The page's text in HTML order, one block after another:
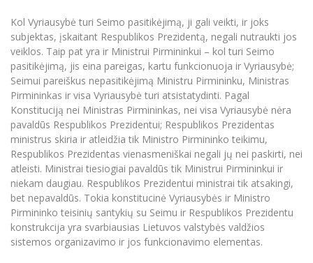
Kol Vyriausybė turi Seimo pasitikėjimą, ji gali veikti, ir joks
subjektas, įskaitant Respublikos Prezidentą, negali nutraukti jos
veiklos. Taip pat yra ir Ministrui Pirmininkui – kol turi Seimo
pasitikėjimą, jis eina pareigas, kartu funkcionuoja ir Vyriausybė;
Seimui pareiškus nepasitikėjimą Ministru Pirmininku, Ministras
Pirmininkas ir visa Vyriausybė turi atsistatydinti. Pagal
Konstituciją nei Ministras Pirmininkas, nei visa Vyriausybė nėra
pavaldūs Respublikos Prezidentui; Respublikos Prezidentas
ministrus skiria ir atleidžia tik Ministro Pirmininko teikimu,
Respublikos Prezidentas vienasmeniškai negali jų nei paskirti, nei
atleisti. Ministrai tiesiogiai pavaldūs tik Ministrui Pirmininkui ir
niekam daugiau. Respublikos Prezidentui ministrai tik atsakingi,
bet nepavaldūs. Tokia konstitucinė Vyriausybės ir Ministro
Pirmininko teisinių santykių su Seimu ir Respublikos Prezidentu
konstrukcija yra svarbiausias Lietuvos valstybės valdžios
sistemos organizavimo ir jos funkcionavimo elementas.